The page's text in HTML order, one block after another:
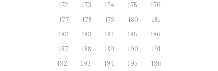
172
173 174 175
176
177
178 179 180
181
182
183 184 185
186
187
188 189 190
191
192
193 194 195
196